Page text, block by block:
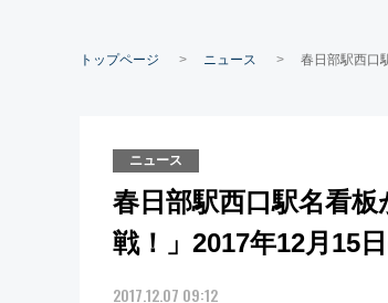
トップページ ニュース 春日部駅西口
ニュース
春日部駅西口駅名看
戦！」2017年12月15
2017.12.07 09:12